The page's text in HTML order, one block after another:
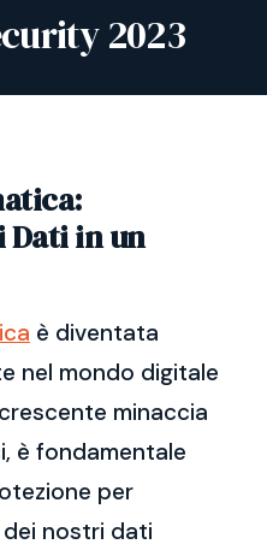
2023
Dati in un
è diventata
nel mondo digitale
minaccia
è fondamentale
per
nostri dati